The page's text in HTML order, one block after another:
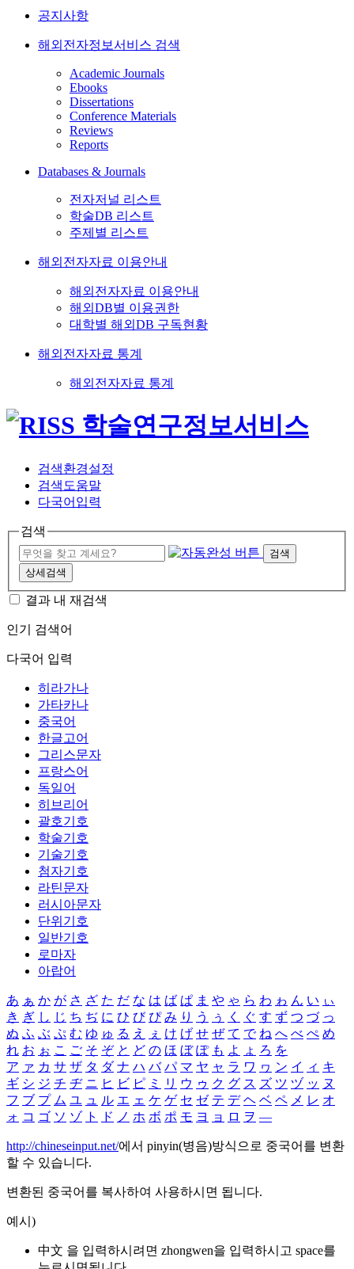
공지사항
해외전자정보서비스 검색
Academic Journals
Ebooks
Dissertations
Conference Materials
Reviews
Reports
Databases & Journals
전자저널 리스트
학술DB 리스트
주제별 리스트
해외전자자료 이용안내
해외전자자료 이용안내
해외DB별 이용권한
대학별 해외DB 구독현황
해외전자자료 통계
해외전자자료 통계
검색환경설정
검색도움말
다국어입력
검색
검색
상세검색
결과 내 재검색
인기 검색어
다국어 입력
히라가나
가타카나
중국어
한글고어
그리스문자
프랑스어
독일어
히브리어
괄호기호
학술기호
기술기호
첨자기호
라틴문자
러시아문자
단위기호
일반기호
로마자
아랍어
あ ぁ か が さ ざ た だ な は ば ぱ ま や ゃ ら わ ゎ ん い ぃ
き ぎ し じ ち ぢ に ひ び ぴ み り う ぅ く ぐ す ず つ づ っ
ぬ ふ ぶ ぷ む ゆ ゅ る え ぇ け げ せ ぜ て で ね へ べ ぺ め
れ お ぉ こ ご そ ぞ と ど の ほ ぼ ぽ も よ ょ ろ を
ア ァ カ サ ザ タ ダ ナ ハ バ パ マ ヤ ャ ラ ワ ヮ ン イ ィ キ
ギ シ ジ チ ヂ ニ ヒ ビ ピ ミ リ ウ ゥ ク グ ス ズ ツ ヅ ッ ヌ
フ ブ プ ム ユ ュ ル エ ェ ケ ゲ セ ゼ テ デ ヘ ベ ペ メ レ オ
ォ コ ゴ ソ ゾ ト ド ノ ホ ボ ポ モ ヨ ョ ロ ヲ ―
http://chineseinput.net/에서 pinyin(병음)방식으로 중국어를 변환
할 수 있습니다.
변환된 중국어를 복사하여 사용하시면 됩니다.
예시)
中文 을 입력하시려면 zhongwen을 입력하시고 space를